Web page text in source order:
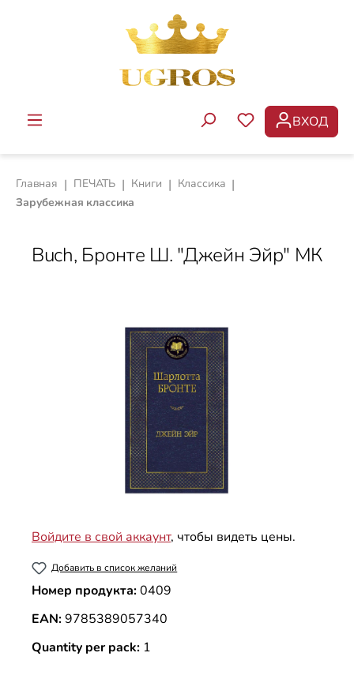
Перейти к основному содержанию
У ВАС ЕСТЬ
ВХОД
Главная | ПЕЧАТЬ | Книги | Классика |
Зарубежная классика
Buch, Бронте Ш. "Джейн Эйр" МК
Войдите в свой аккаунт, чтобы видеть цены.
Добавить в список желаний
Номер продукта:0409
EAN:9785389057340
Quantity per pack: 1